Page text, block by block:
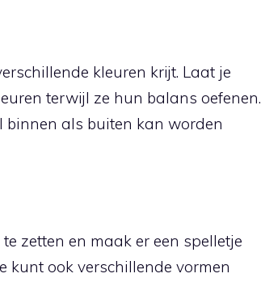
kleuren krijt. Laat je
terwijl ze hun balans oefenen.
binnen als buiten kan worden
zetten en maak er een spelletje
kunt ook verschillende vormen